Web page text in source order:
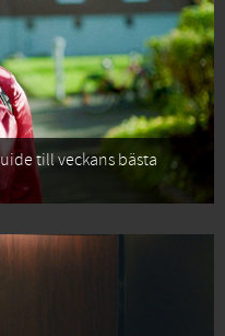
till veckans bästa